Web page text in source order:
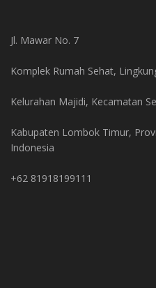
Jl. Mawar No. 7
Komplek Rumah Sehat,
Kelurahan Majidi, Kecamatan
Kabupaten Lombok Timur,
Indonesia
+62 81918199111